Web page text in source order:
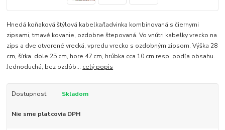
Hnedá koňaková štýlová kabelka/ľadvinka kombinovaná s čiernymi
zipsami, tmavé kovanie, ozdobne štepovaná. Vo vnútri kabelky vrecko na
zips a dve otvorené vrecká, vpredu vrecko s ozdobným zipsom. Výška 28
cm, šírka dole 25 cm, hore 47 cm, hrúbka cca 10 cm resp. podľa obsahu.
Jednoduchá, bez ozdôb... celý popis
Dostupnosť Skladom
Nie sme platcovia DPH